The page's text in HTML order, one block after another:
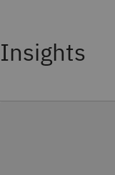
Insights